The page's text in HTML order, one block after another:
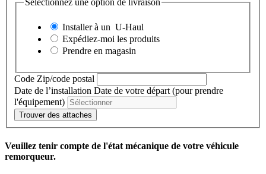
Sélectionnez une option de livraison
Installer à un U-Haul
Expédiez-moi les produits
Prendre en magasin
Code Zip/code postal
Date de l’installation Date de votre départ (pour prendre
l'équipement)
Trouver des attaches
Veuillez tenir compte de l'état mécanique de votre véhicule
remorqueur.